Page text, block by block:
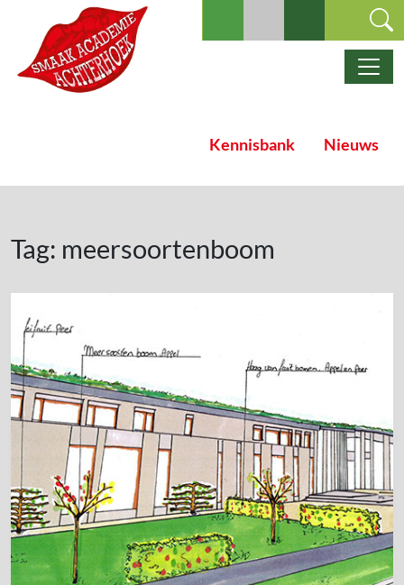
Ga naar de inhoud
Hoofdnavigatie
Kennisbank Nieuws
Tag: meersoortenboom